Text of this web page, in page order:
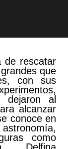
de rescatar
que
con sus
dejaron al
alcanzar
conoce en
como